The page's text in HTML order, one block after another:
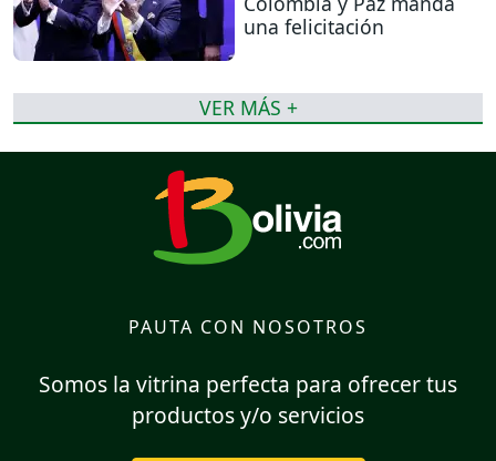
una felicitación
VER MÁS +
PAUTA CON NOSOTROS
Somos la vitrina perfecta para ofrecer tus
productos y/o servicios